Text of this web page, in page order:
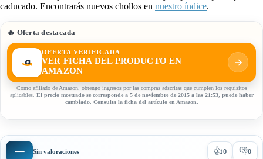
caducado. Encontrarás nuevos chollos en nuestro índice.
🔥 Oferta destacada
OFERTA VERIFICADA
VER FICHA DEL PRODUCTO EN
AMAZON
Como afiliado de Amazon, obtengo ingresos por las compras adscritas que cumplen los requisitos
aplicables. El precio mostrado se corresponde a 5 de noviembre de 2015 a las 21:53, puede haber
cambiado. Consulta la ficha del artículo en Amazon.
— Sin valoraciones 👍0 👎0